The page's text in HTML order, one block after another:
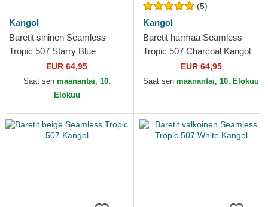
Kangol
Baretit sininen Seamless
Tropic 507 Starry Blue
EUR 64,95
Saat sen maanantai, 10.
Elokuu
(5)
Kangol
Baretit harmaa Seamless
Tropic 507 Charcoal Kangol
EUR 64,95
Saat sen maanantai, 10. Elokuu